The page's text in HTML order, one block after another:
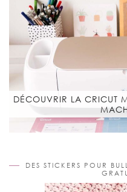
DÉCOUVRIR LA CRICUT
DES STICKERS POUR